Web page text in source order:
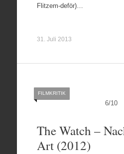
Flitzem-deför)…
31. Juli 2013
6/10
FILMKRITIK
The Watch –
Art (2012)